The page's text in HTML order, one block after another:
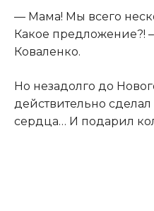
— Мама! Мы всего
Какое предложение?!
Коваленко.
Но незадолго до
действительно
сердца… И подарил